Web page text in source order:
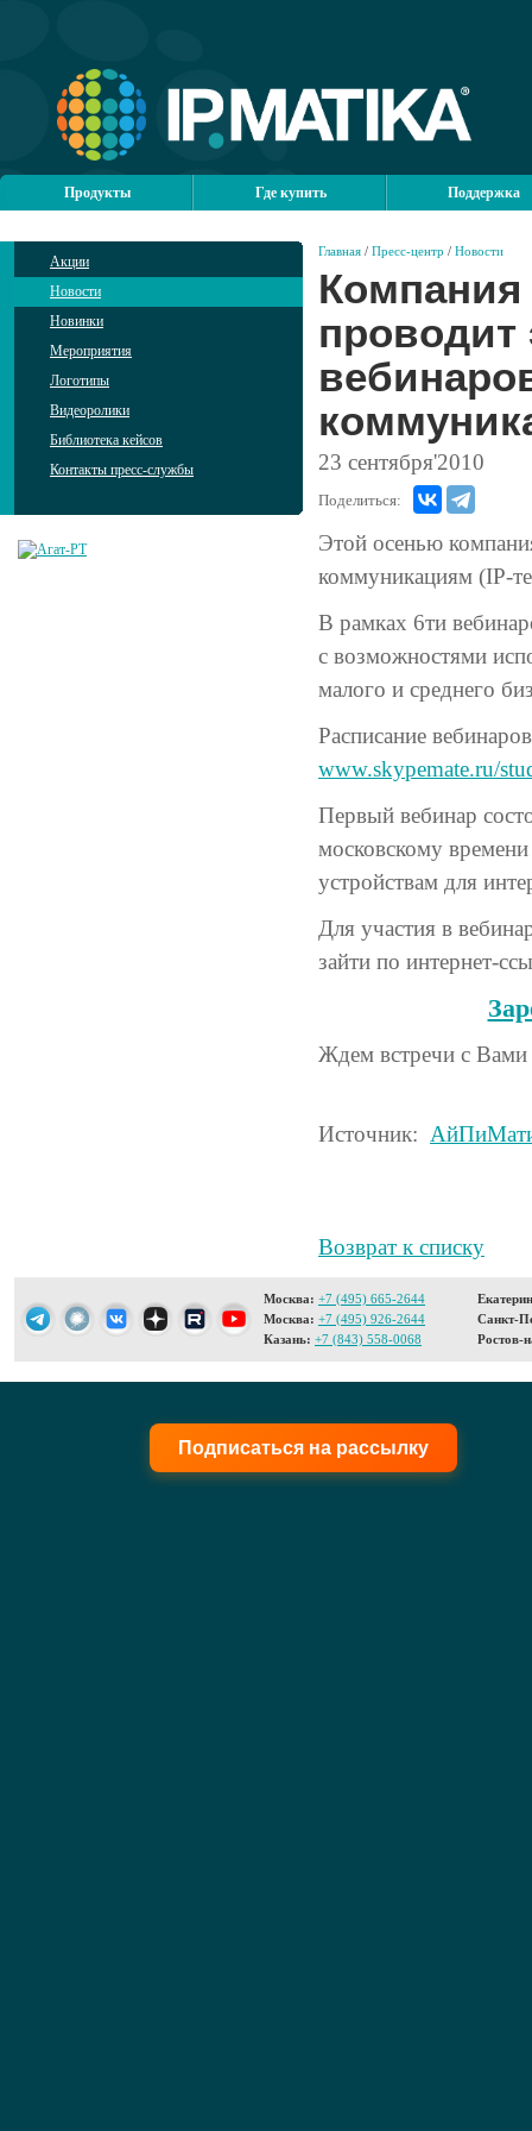
Продукты Где купить Поддержка
Акции
Новости
Новинки
Мероприятия
Логотипы
Видеоролики
Библиотека кейсов
Контакты пресс-службы
Главная / Пресс-центр / Новости
23 сентября'2010
Поделиться:
Этой осенью
коммуникациям (IP-
В рамках 6ти
с возможностями
малого и среднего
Расписание
www.skypemate.ru/
Первый вебинар
московскому
устройствам для
Для участия в
зайти по интернет-
Ждем встречи с Вами
Источник:
Возврат к списку
Москва: +7 (495) 665-2644
Москва: +7 (495) 926-2644
Казань: +7 (843) 558-0068
Санкт-
Ростов-
Подписаться на рассылку